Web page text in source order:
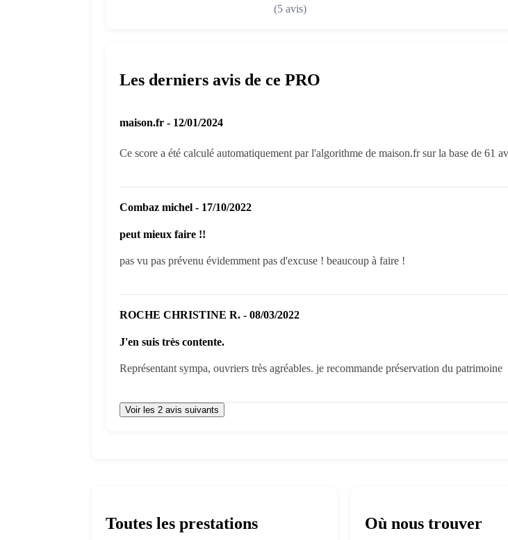
Toutes les prestations
(5 avis)
Les derniers avis de ce PRO
maison.fr - 12/01/2024
Ce score a été calculé automatiquement par l'algorithme de maison.fr sur la base de 61
Combaz michel - 17/10/2022
peut mieux faire !!
pas vu pas prévenu évidemment pas d'excuse ! beaucoup à faire !
ROCHE CHRISTINE R. - 08/03/2022
J'en suis très contente.
Représentant sympa, ouvriers très agréables. je recommande préservation du patrimoine
Voir les 2 avis suivants
Où nous trouver